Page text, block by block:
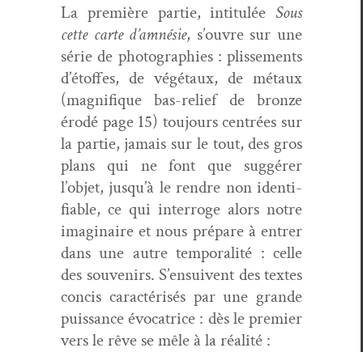
La pre­mière par­tie, inti­t­ulée Sous
cette carte d’amnésie, s’ouvre sur une
série de pho­togra­phies : plisse­ments
d’étoffes, de végé­taux, de métaux
(mag­nifique bas-relief de bronze
érodé page 15) tou­jours cen­trées sur
la par­tie, jamais sur le tout, des gros
plans qui ne font que sug­gér­er
l’objet, jusqu’à le ren­dre non iden­ti­
fi­able, ce qui inter­roge alors notre
imag­i­naire et nous pré­pare à entr­er
dans une autre tem­po­ral­ité : celle
des sou­venirs. S’ensuivent des textes
con­cis car­ac­térisés par une grande
puis­sance évo­ca­trice : dès le pre­mier
vers le rêve se mêle à la réal­ité :